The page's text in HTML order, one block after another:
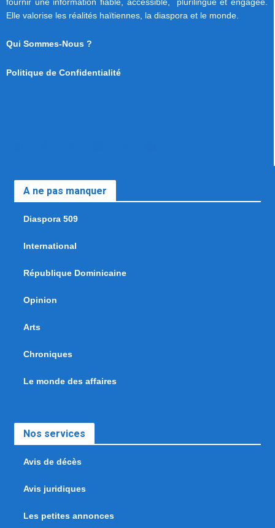
Elle valorise les réalités haïtiennes, la diaspora et le monde.
Qui Sommes-Nous ?
Politique de Confidentialité
A ne pas manquer
Diaspora 509
International
République Dominicaine
Opinion
Arts
Chroniques
Le monde des affaires
Nos services
Avis de décès
Avis juridiques
Les petites annonces